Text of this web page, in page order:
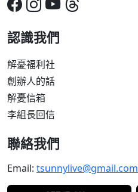
認識我們
解憂福利社
創辦人的話
解憂信箱
李組長回信
聯絡我們
Email: tsunnylive@gmail.com